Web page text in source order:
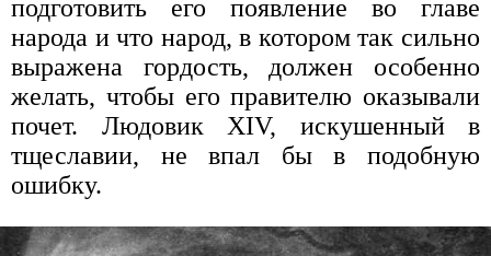
подготовить его появление во главе
народа и что народ, в котором так сильно
выражена гордость, должен особенно
желать, чтобы его правителю оказывали
почет. Людовик XIV, искушенный в
тщеславии, не впал бы в подобную
ошибку.